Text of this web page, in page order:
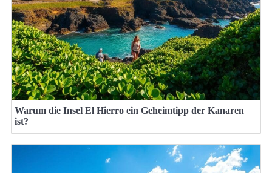
Warum die Insel El Hierro ein Geheimtipp der Kanaren
ist?